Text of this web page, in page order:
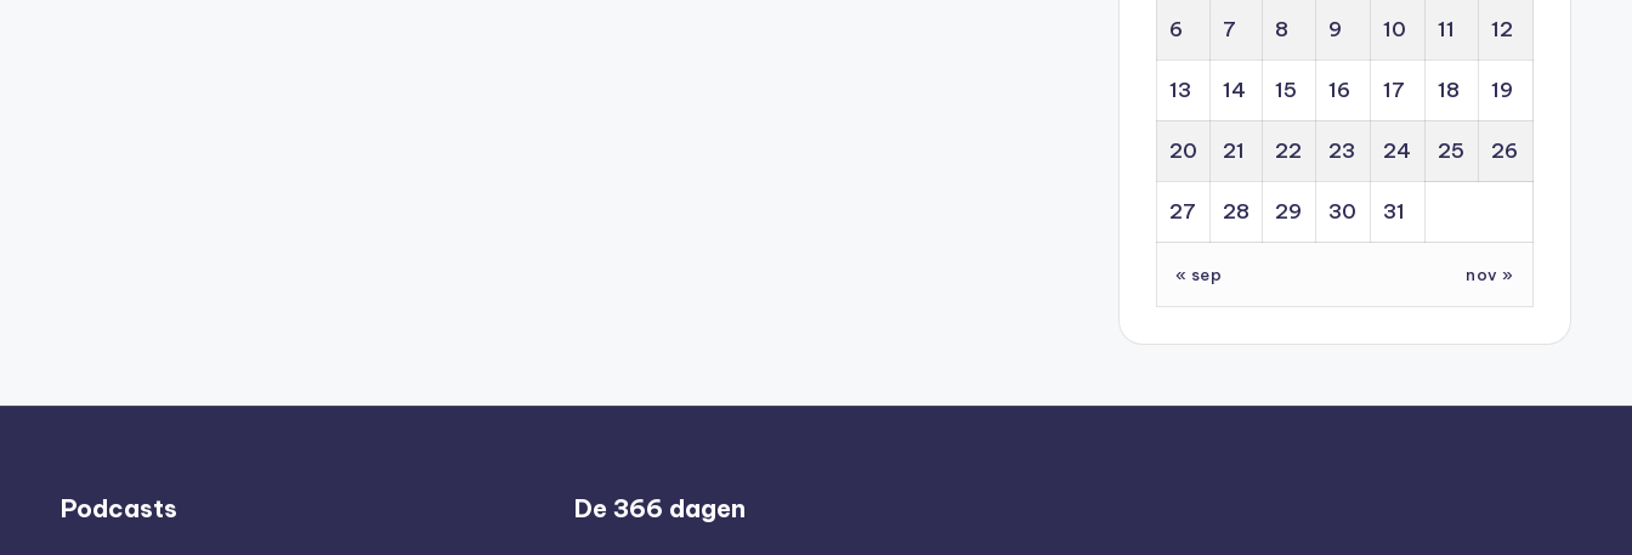
6 7 8 9 10 11 12
13 14 15 16 17 18 19
20 21 22 23 24 25 26
27 28 29 30 31
« sep nov »
Podcasts De 366 dagen